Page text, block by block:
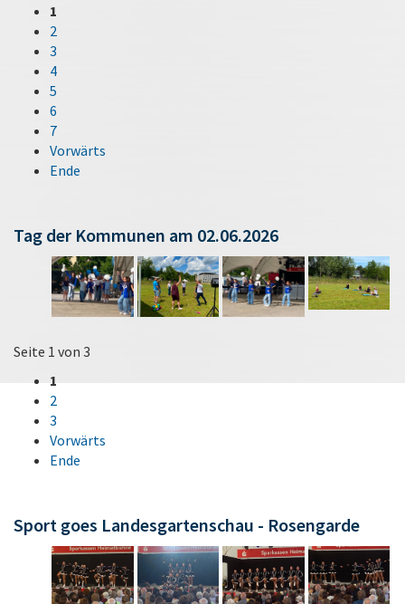
1
2
3
4
5
6
7
Vorwärts
Ende
Tag der Kommunen am 02.06.2026
Seite 1 von 3
1
2
3
Vorwärts
Ende
Sport goes Landesgartenschau - Rosengarde